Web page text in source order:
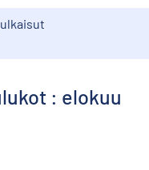
: elokuu